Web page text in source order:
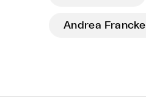
Andrea Francke